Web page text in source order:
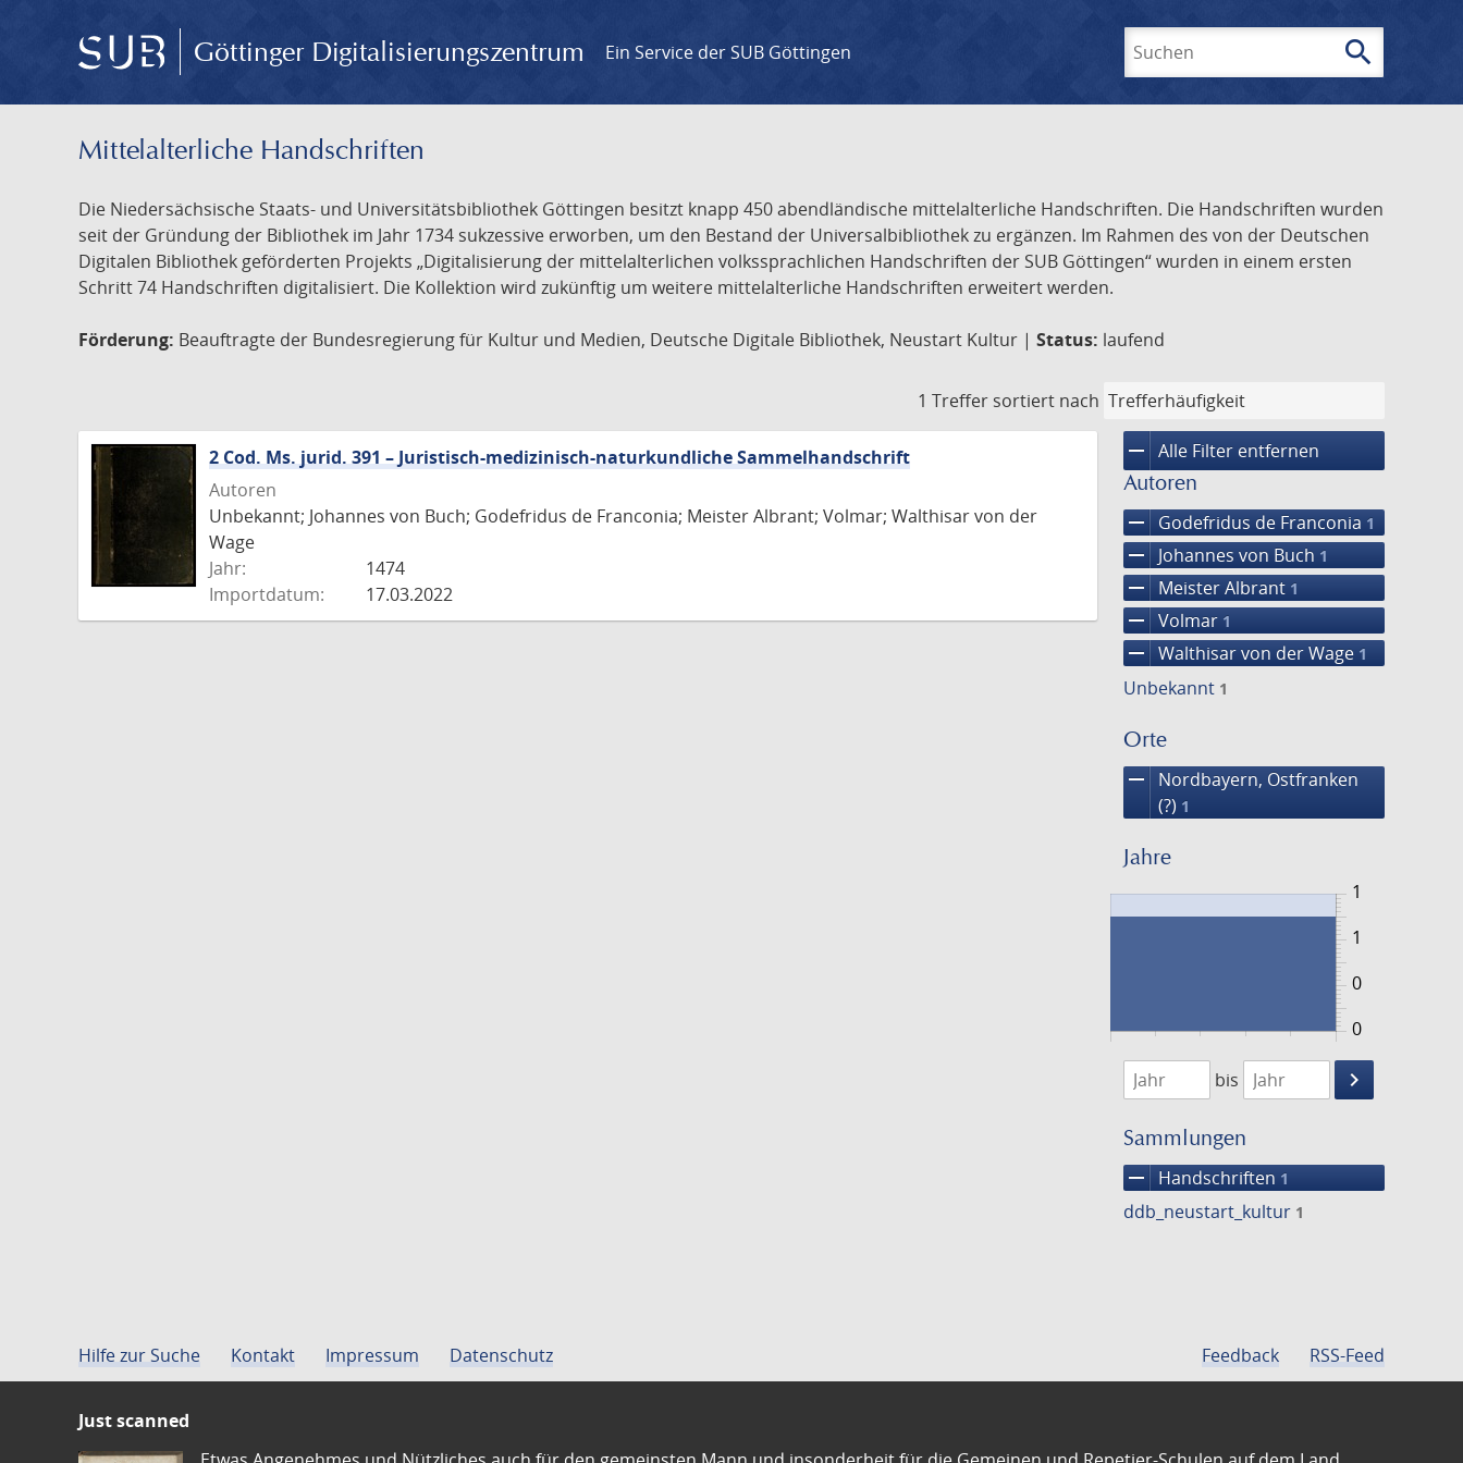
Göttinger Digitalisierungszentrum Ein Service der SUB Göttingen search
Mittelalterliche Handschriften
Die Niedersächsische Staats- und Universitätsbibliothek Göttingen besitzt knapp 450 abendländische mittelalterliche Handschriften. Die Handschriften wurden
seit der Gründung der Bibliothek im Jahr 1734 sukzessive erworben, um den Bestand der Universalbibliothek zu ergänzen. Im Rahmen des von der Deutschen
Digitalen Bibliothek geförderten Projekts „Digitalisierung der mittelalterlichen volkssprachlichen Handschriften der SUB Göttingen“ wurden in einem ersten
Schritt 74 Handschriften digitalisiert. Die Kollektion wird zukünftig um weitere mittelalterliche Handschriften erweitert werden.
Förderung: Beauftragte der Bundesregierung für Kultur und Medien, Deutsche Digitale Bibliothek, Neustart Kultur | Status: laufend
1 Treffer sortiert nach
remove Alle Filter entfernen
Autoren
remove Godefridus de Franconia 1
remove Johannes von Buch 1
remove Meister Albrant 1
remove Volmar 1
remove Walthisar von der Wage 1
Unbekannt 1
Orte
remove
Nordbayern, Ostfranken
(?) 1
Jahre
0
1
0
1
1474
1475
bis
keyboard_arrow_right
Suche
Sammlungen
remove Handschriften 1
ddb_neustart_kultur 1
2 Cod. Ms. jurid. 391 – Juristisch-medizinisch-naturkundliche Sammelhandschrift
Autoren
Unbekannt; Johannes von Buch; Godefridus de Franconia; Meister Albrant; Volmar; Walthisar von der
Wage
Jahr:
1474
Importdatum:
17.03.2022
Hilfe zur Suche Kontakt Impressum Datenschutz Feedback RSS-Feed
Just scanned